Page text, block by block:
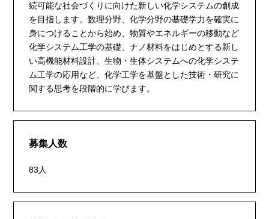
続可能な社会づくりに向けた新しい化学システムの創成
を目指します。数理分野、化学分野の基礎学力を確実に
身につけることから始め、物質やエネルギーの移動など
化学システム工学の基礎、ナノ材料をはじめとする新し
い高機能材料設計、生物・生体システムへの化学システ
ム工学の応用など、化学工学を基盤とした技術・研究に
関する思考を段階的に学びます。
募集人数
83人